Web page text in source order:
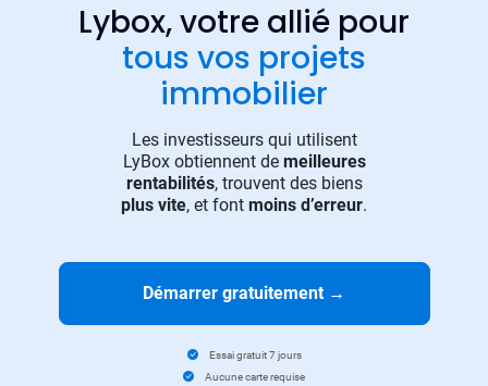
Lybox, votre allié pour
tous vos projets
immobilier
Les investisseurs qui utilisent
LyBox obtiennent de meilleures
rentabilités, trouvent des biens
plus vite, et font moins d’erreur.
Démarrer gratuitement →
Essai gratuit 7 jours
Aucune carte requise